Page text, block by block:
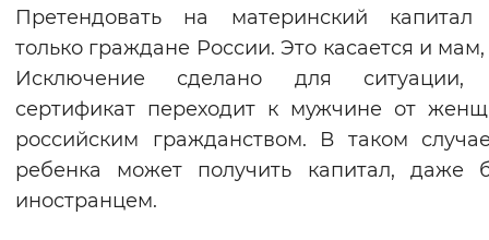
Вернуть стандартные настройки
Претендовать на материнский капитал
только граждане России. Это касается и
Исключение сделано для ситуации,
сертификат переходит к мужчине от
российским гражданством. В таком
ребенка может получить капитал, даже
иностранцем.